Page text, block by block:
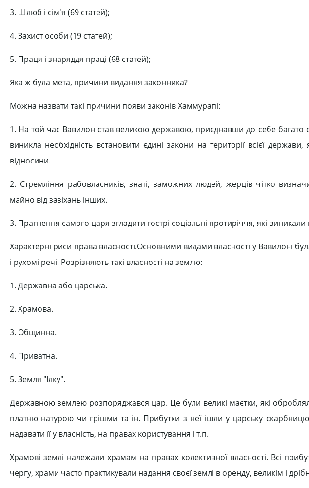
3. Шлюб і сім'я (69 статей);
4. Захист особи (19 статей);
5. Праця і знаряддя праці (68 статей);
Яка ж була мета, причини видання законника?
Можна назвати такі причини появи законів Хаммурапі:
1. На той час Вавилон став великою державою, приєднавши до себе багато
виникла необхідність встановити єдині закони на території всієї
відносини.
2. Стремління рабовласників, знаті, заможних людей, жерців чітко
майно від зазіхань інших.
3. Прагнення самого царя згладити гострі соціальні протиріччя, які виникали
Характерні риси права власності.Основними видами власності у Вавилоні
і рухомі речі. Розрізняють такі власності на землю:
1. Державна або царська.
2. Храмова.
3. Общинна.
4. Приватна.
5. Земля "Ілку".
Державною землею розпоряджався цар. Це були великі маєтки, які
платню натурою чи грішми та ін. Прибутки з неї ішли у царську
надавати її у власність, на правах користування і т.п.
Храмові землі належали храмам на правах колективної власності. Всі
чергу, храми часто практикували надання своєї землі в оренду, великім і